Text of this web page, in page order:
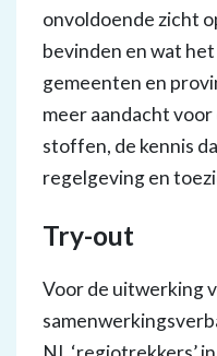
onvoldoende zicht
bevinden en wat
gemeenten en
meer aandacht voor
stoffen, de kennis
regelgeving en
Try-out
Voor de uitwerking